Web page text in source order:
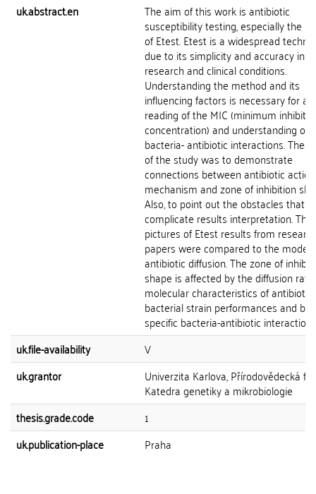
uk.abstract.en
The aim of this work is antibiotic
susceptibility testing, especially the
of Etest. Etest is a widespread
due to its simplicity and accuracy in
research and clinical conditions.
Understanding the method and its
influencing factors is necessary for
reading of the MIC (minimum
concentration) and understanding of
bacteria- antibiotic interactions. The
of the study was to demonstrate
connections between antibiotic action
mechanism and zone of inhibition
Also, to point out the obstacles that
complicate results interpretation. The
pictures of Etest results from
papers were compared to the
antibiotic diffusion. The zone of
shape is affected by the diffusion rate,
molecular characteristics of
bacterial strain performances and by
specific bacteria-antibiotic
uk.file-availability
V
uk.grantor
Univerzita Karlova, Přírodovědecká
Katedra genetiky a mikrobiologie
thesis.grade.code
1
uk.publication-place
Praha